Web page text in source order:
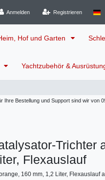
Anmelden Registrieren
Hof und Garten
Yachtzubehör &
Ihre Bestellung und Support sind wir von
Trichter
Flexauslauf
160 mm, 1,2 Liter, Flexauslauf